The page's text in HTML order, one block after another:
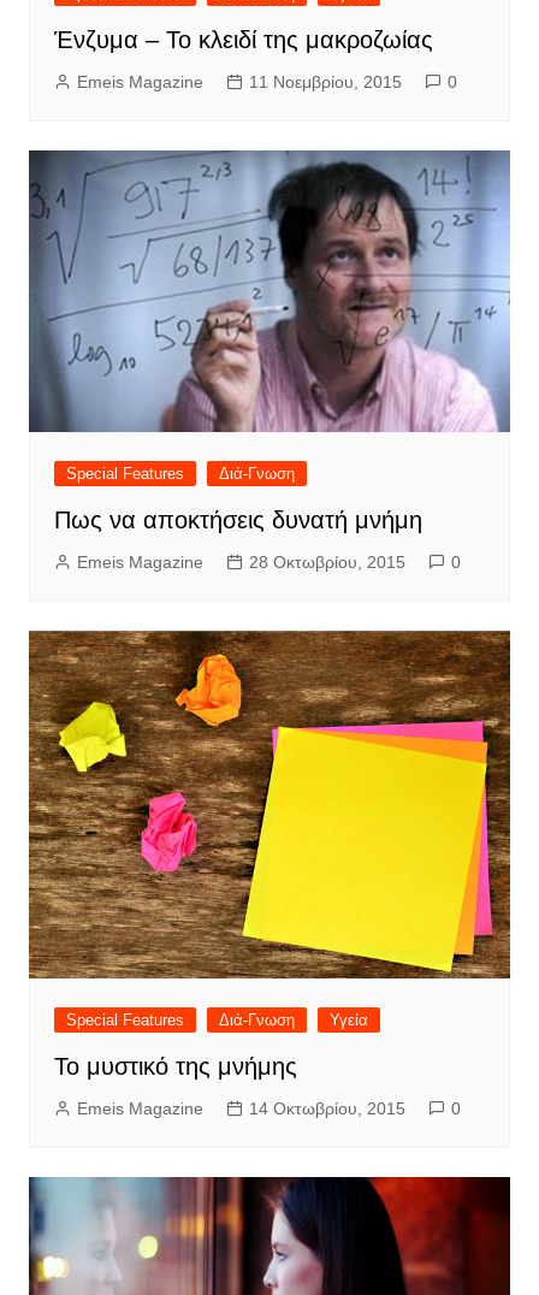
Ένζυμα – Το κλειδί της μακροζωίας
Emeis Magazine 11 Νοεμβρίου, 2015 0
Special Features Διά-Γνωση
Πως να αποκτήσεις δυνατή μνήμη
Emeis Magazine 28 Οκτωβρίου, 2015 0
Special Features Διά-Γνωση Υγεία
Το μυστικό της μνήμης
Emeis Magazine 14 Οκτωβρίου, 2015 0